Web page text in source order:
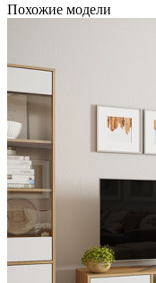
Похожие модели